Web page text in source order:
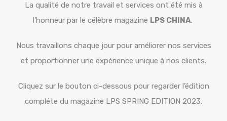
La qualité de notre travail et services ont été mis à
l’honneur par le célèbre magazine LPS CHINA.
Nous travaillons chaque jour pour améliorer nos services
et proportionner une expérience unique à nos clients.
Cliquez sur le bouton ci-dessous pour regarder l’édition
compléte du magazine LPS SPRING EDITION 2023.